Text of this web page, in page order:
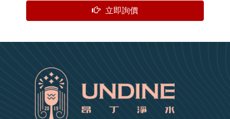
立即詢價